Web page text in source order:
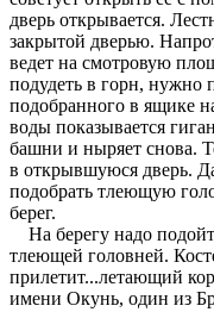
дверь открывается.
закрытой дверью.
ведет на смотровую
подудеть в горн, нужно
подобранного в ящике
воды показывается
башни и ныряет снова.
в открывшуюся дверь.
подобрать тлеющую
берег.
На берегу надо
тлеющей головней.
прилетит...летающий
имени Окунь, один из